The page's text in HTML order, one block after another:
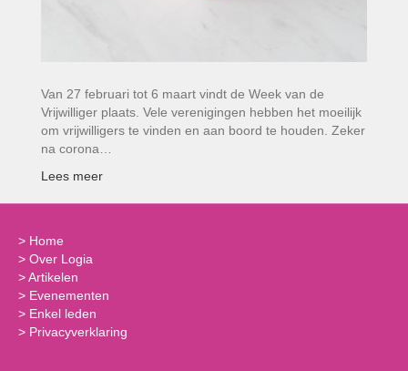
Van 27 februari tot 6 maart vindt de Week van de
Vrijwilliger plaats. Vele verenigingen hebben het moeilijk
om vrijwilligers te vinden en aan boord te houden. Zeker
na corona…
Lees meer
> Home
> Over Logia
>Artikelen
> Evenementen
> Enkel leden
> Privacyverklaring